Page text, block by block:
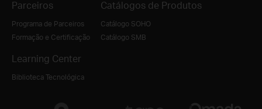
Parceiros
Programa de Parceiros
Formação e Certificação
Catálogos de Produtos
Catálogo SOHO
Catálogo SMB
Learning Center
Biblioteca Tecnológica